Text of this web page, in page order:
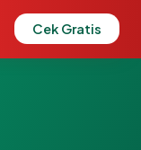
Cek Gratis